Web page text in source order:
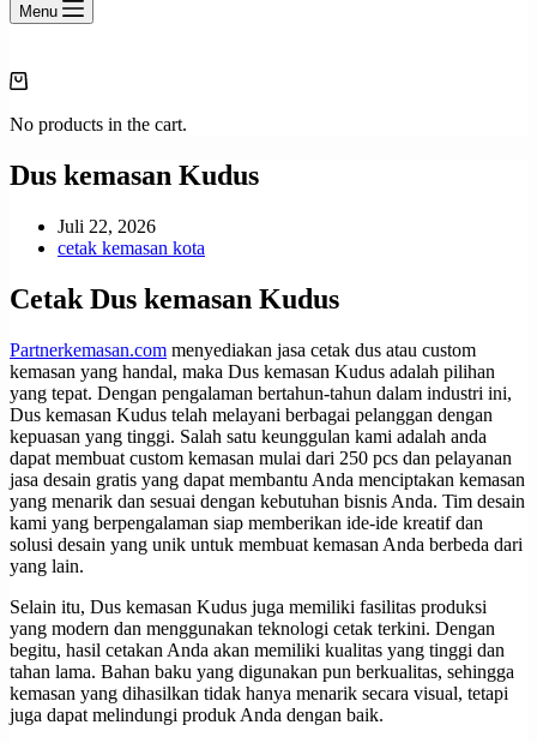
Menu
Shopping
No products in the cart.
Dus kemasan Kudus
Juli 22, 2026
cetak kemasan kota
Cetak Dus kemasan Kudus
Partnerkemasan.com menyediakan jasa cetak dus atau custom
kemasan yang handal, maka Dus kemasan Kudus adalah pilihan
yang tepat. Dengan pengalaman bertahun-tahun dalam industri ini,
Dus kemasan Kudus telah melayani berbagai pelanggan dengan
kepuasan yang tinggi. Salah satu keunggulan kami adalah anda
dapat membuat custom kemasan mulai dari 250 pcs dan pelayanan
jasa desain gratis yang dapat membantu Anda menciptakan kemasan
yang menarik dan sesuai dengan kebutuhan bisnis Anda. Tim desain
kami yang berpengalaman siap memberikan ide-ide kreatif dan
solusi desain yang unik untuk membuat kemasan Anda berbeda dari
yang lain.
Selain itu, Dus kemasan Kudus juga memiliki fasilitas produksi
yang modern dan menggunakan teknologi cetak terkini. Dengan
begitu, hasil cetakan Anda akan memiliki kualitas yang tinggi dan
tahan lama. Bahan baku yang digunakan pun berkualitas, sehingga
kemasan yang dihasilkan tidak hanya menarik secara visual, tetapi
juga dapat melindungi produk Anda dengan baik.